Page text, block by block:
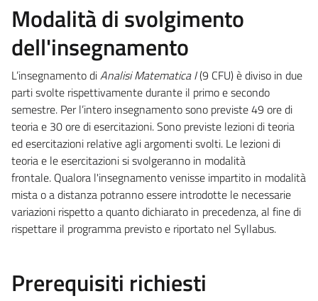
Modalità di svolgimento
dell'insegnamento
L’insegnamento diAnalisi Matematica I(9 CFU) è diviso in due
parti svolte rispettivamente durante il primo e secondo
semestre. Per l’intero insegnamento sono previste 49 ore di
teoria e 30 ore di esercitazioni.Sono previste lezioni di teoria
ed esercitazioni relative agli argomenti svolti. Le lezioni di
teoria e le esercitazioni si svolgeranno in modalità
frontale. Qualora l'insegnamento venisse impartito in modalità
mista o a distanza potranno essere introdotte le necessarie
variazioni rispetto a quanto dichiarato in precedenza, al fine di
rispettare il programma previsto e riportato nel Syllabus.
Prerequisiti richiesti